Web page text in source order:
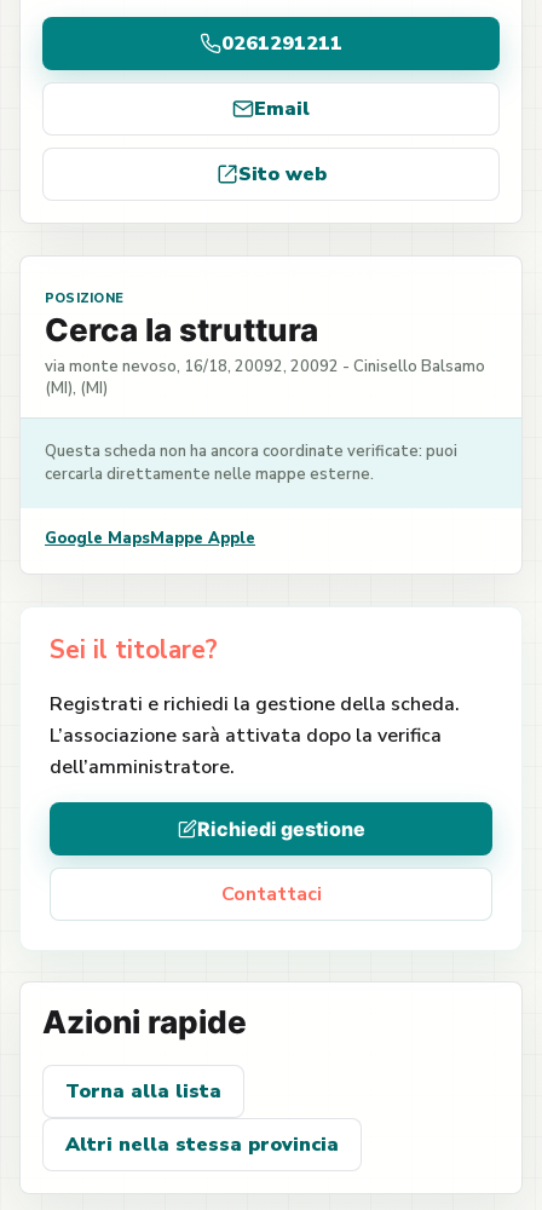
0261291211
Email
Sito web
POSIZIONE
Cerca la struttura
via monte nevoso, 16/18, 20092, 20092 - Cinisello Balsamo
(MI), (MI)
Questa scheda non ha ancora coordinate verificate: puoi
cercarla direttamente nelle mappe esterne.
Google MapsMappe Apple
Sei il titolare?
Registrati e richiedi la gestione della scheda.
L’associazione sarà attivata dopo la verifica
dell’amministratore.
Richiedi gestione
Contattaci
Azioni rapide
Torna alla lista
Altri nella stessa provincia